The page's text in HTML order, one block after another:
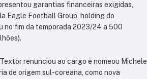
garantias financeiras exigidas,
Eagle Football Group, holding do
no fim da temporada 2023/24 a 500
renunciou ao cargo e nomeou Michele
de origem sul-coreana, como nova